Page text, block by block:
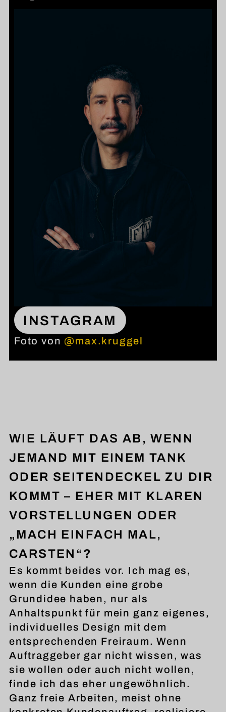
INSTAGRAM
Foto von @max.kruggel
WIE LÄUFT DAS AB, WENN
JEMAND MIT EINEM TANK
ODER SEITENDECKEL ZU DIR
KOMMT – EHER MIT KLAREN
VORSTELLUNGEN ODER
„MACH EINFACH MAL,
CARSTEN“?
Es kommt beides vor. Ich mag es,
wenn die Kunden eine grobe
Grundidee haben, nur als
Anhaltspunkt für mein ganz eigenes,
individuelles Design mit dem
entsprechenden Freiraum. Wenn
Auftraggeber gar nicht wissen, was
sie wollen oder auch nicht wollen,
finde ich das eher ungewöhnlich.
Ganz freie Arbeiten, meist ohne